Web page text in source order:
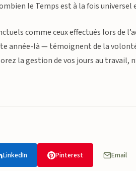
le Temps est à la fois
comme ceux effectués lors de
année-là — témoignent de la
la gestion de vos jours au travail,
LinkedIn Pinterest Email